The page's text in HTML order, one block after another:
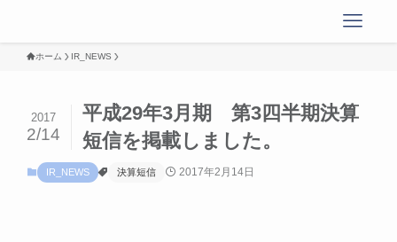
ホーム IR_NEWS
平成29年3月期 第3四半期決算
短信を掲載しました。
2017
2/14
IR_NEWS 決算短信 2017年2月14日